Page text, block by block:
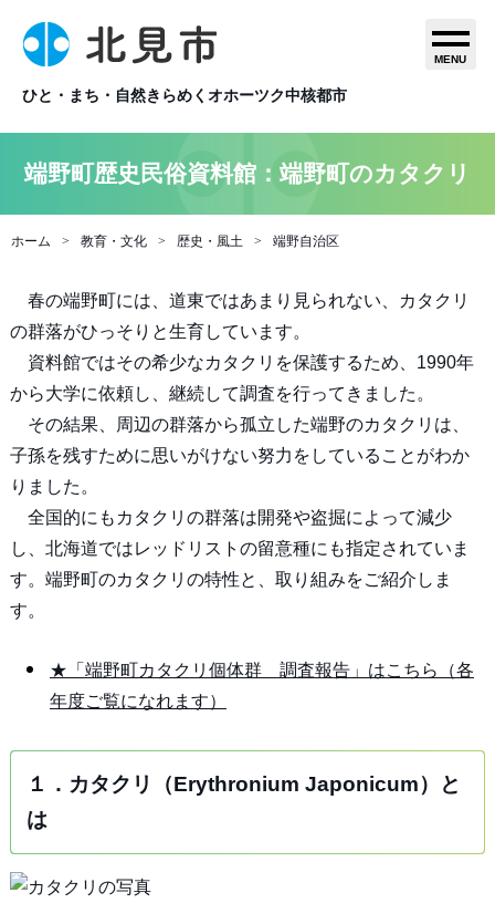
ひと・まち・自然きらめくオホーツク中核都市
MENU
端野町歴史民俗資料館：端野町のカタクリ
ホーム 教育・文化 歴史・風土 端野自治区
春の端野町には、道東ではあまり見られない、カタクリ
の群落がひっそりと生育しています。
資料館ではその希少なカタクリを保護するため、1990年
から大学に依頼し、継続して調査を行ってきました。
その結果、周辺の群落から孤立した端野のカタクリは、
子孫を残すために思いがけない努力をしていることがわか
りました。
全国的にもカタクリの群落は開発や盗掘によって減少
し、北海道ではレッドリストの留意種にも指定されていま
す。端野町のカタクリの特性と、取り組みをご紹介しま
す。
★「端野町カタクリ個体群 調査報告」はこちら（各
年度ご覧になれます）
１．カタクリ（Erythronium Japonicum）と
は